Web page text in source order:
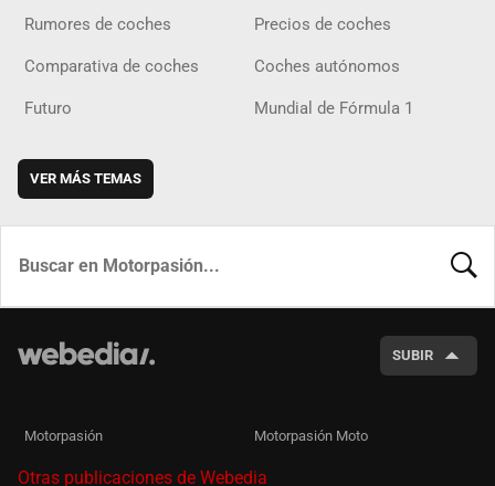
Rumores de coches Precios de coches
Comparativa de coches Coches autónomos
Futuro Mundial de Fórmula 1
VER MÁS TEMAS
SUBIR
Motorpasión Motorpasión Moto
Otras publicaciones de Webedia